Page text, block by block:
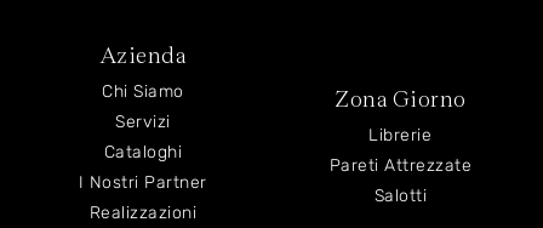
Azienda
Chi Siamo
Servizi
Cataloghi
I Nostri Partner
Realizzazioni
Zona Giorno
Librerie
Pareti Attrezzate
Salotti